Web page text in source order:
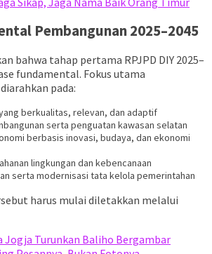
Pembangunan 2025–2045
bahwa tahap pertama RPJPD DIY 2025–
fundamental. Fokus utama
pada:
berkualitas, relevan, dan adaptif
serta penguatan kawasan selatan
berbasis inovasi, budaya, dan ekonomi
lingkungan dan kebencanaan
serta modernisasi tata kelola pemerintahan
harus mulai diletakkan melalui
Jogja Turunkan Baliho Bergambar